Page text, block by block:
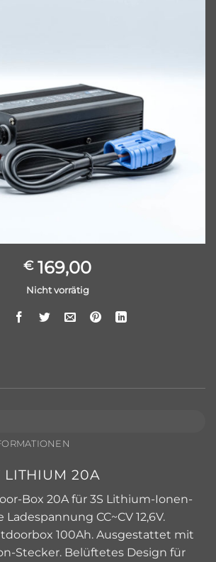
€169,00
Nicht vorrätig
LITHIUM 20A
Box 20A für 3S Lithium-Ionen-
CC~CV 12,6V.
100Ah. Ausgestattet mit
Stecker. Belüftetes Design für